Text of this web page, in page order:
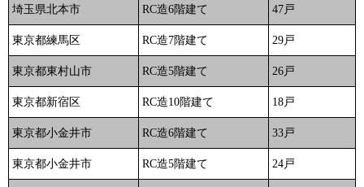
埼玉県北本市 RC造6階建て 47戸
東京都練馬区 RC造7階建て 29戸
東京都東村山市 RC造5階建て 26戸
東京都新宿区 RC造10階建て 18戸
東京都小金井市 RC造6階建て 33戸
東京都小金井市 RC造5階建て 24戸